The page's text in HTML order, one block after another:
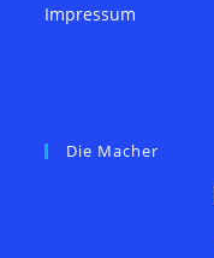
Impressum
Die Macher